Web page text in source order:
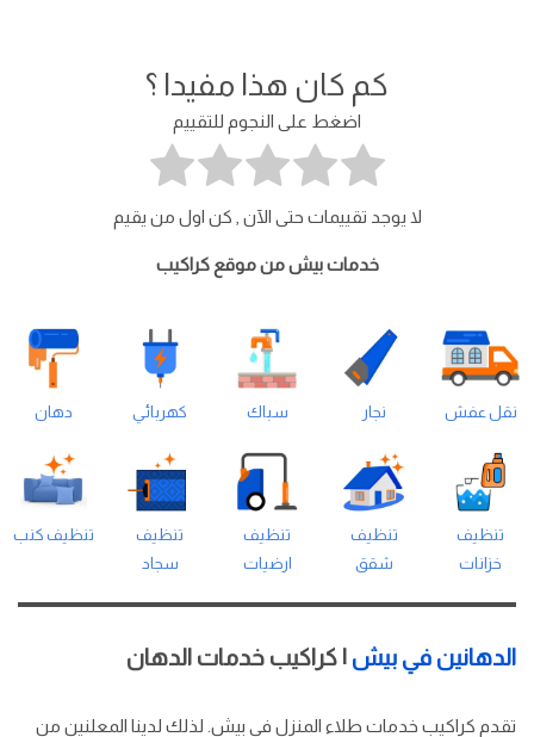
كم كان هذا مفيدا ؟
اضغط على النجوم للتقييم
لا يوجد تقييمات حتى الآن , كن اول من يقيم
خدمات بيش من موقع كراكيب
نقل عفش نجار سباك كهربائي دهان
تنظيف
خزانات
تنظيف
شقق
تنظيف
ارضيات
تنظيف
سجاد
تنظيف كنب
الدهانين في بيش | كراكيب خدمات الدهان
تقدم كراكيب خدمات طلاء المنزل في بيش. لذلك لدينا المعلنين من